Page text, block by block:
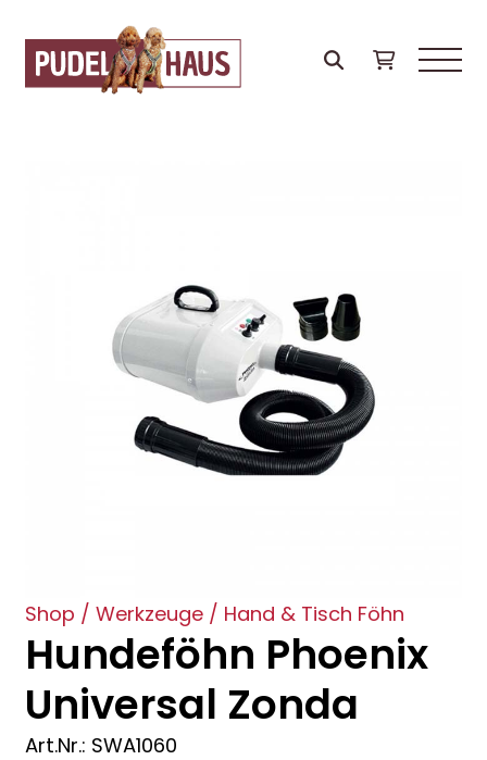
Shop / Werkzeuge / Hand & Tisch Föhn
Hundeföhn Phoenix
Universal Zonda
Art.Nr.: SWA1060